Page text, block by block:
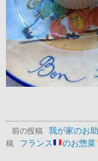
前の投稿 我が家のお
稿
フランス のお惣菜